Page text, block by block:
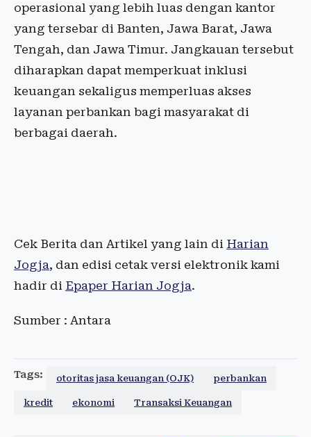
operasional yang lebih luas dengan kantor
yang tersebar di Banten, Jawa Barat, Jawa
Tengah, dan Jawa Timur. Jangkauan tersebut
diharapkan dapat memperkuat inklusi
keuangan sekaligus memperluas akses
layanan perbankan bagi masyarakat di
berbagai daerah.
Cek Berita dan Artikel yang lain di Harian
Jogja, dan edisi cetak versi elektronik kami
hadir di Epaper Harian Jogja.
Sumber : Antara
Tags: otoritas jasa keuangan (OJK) perbankan
kredit ekonomi Transaksi Keuangan